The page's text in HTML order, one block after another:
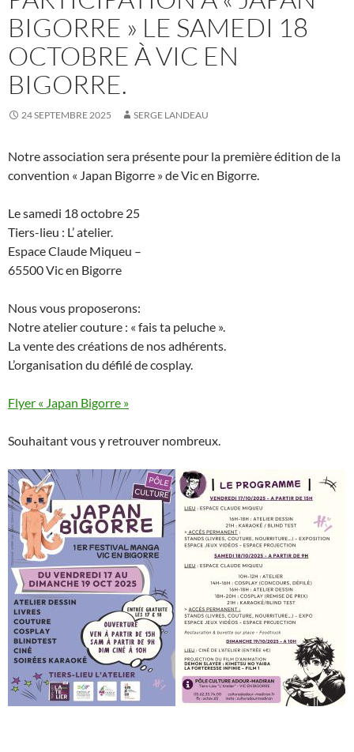
BIGORRE » LE SAMEDI 18
OCTOBRE À VIC EN
BIGORRE.
24 SEPTEMBRE 2025 SERGE LANDEAU
Notre association sera présente pour la première édition de la
convention « Japan Bigorre » de Vic en Bigorre.
Le samedi 18 octobre 25
Tiers-lieu : L’ atelier.
Espace Claude Miqueu –
65500 Vic en Bigorre
Nous vous proposerons:
Notre atelier couture : « fais ta peluche ».
La vente des créations de nos adhérents.
L’organisation du défilé de cosplay.
Flyer « Japan Bigorre »
Souhaitant vous y retrouver nombreux.